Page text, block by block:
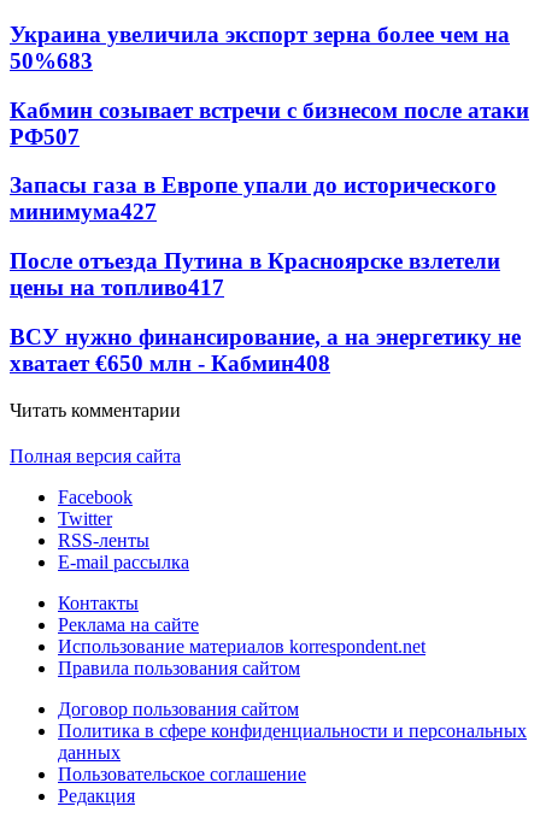
Украина увеличила экспорт зерна более чем на
50%683
Кабмин созывает встречи с бизнесом после атаки
РФ507
Запасы газа в Европе упали до исторического
минимума427
После отъезда Путина в Красноярске взлетели
цены на топливо417
ВСУ нужно финансирование, а на энергетику не
хватает €650 млн - Кабмин408
Читать комментарии
Полная версия сайта
Facebook
Twitter
RSS-ленты
E-mail рассылка
Контакты
Реклама на сайте
Использование материалов korrespondent.net
Правила пользования сайтом
Договор пользования сайтом
Политика в сфере конфиденциальности и персональных
данных
Пользовательское соглашение
Редакция